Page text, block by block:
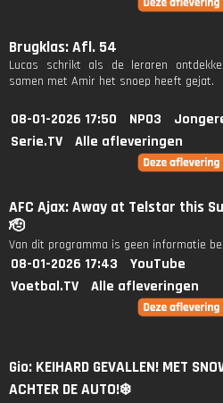
Brugklas: Afl. 54
Lucas schrikt als de leraren
samen met Amir het snoep heeft gejat.
08-01-2026 17:50 NPO3
Serie.TV
Alle afleveringen
AFC Ajax: Away at Telstar this
🫡
Van dit programma is geen informatie
08-01-2026 17:43
YouTube
Voetbal.TV
Alle afleveringen
Gio: KEIHARD GEVALLEN! MET
ACHTER DE AUTO!❄️